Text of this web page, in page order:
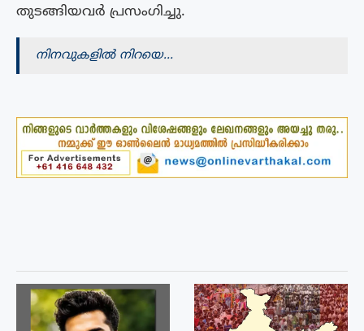
തുടങ്ങിയവർ പ്രസംഗിച്ചു.
നിനവുകളിൽ നിറയെ…